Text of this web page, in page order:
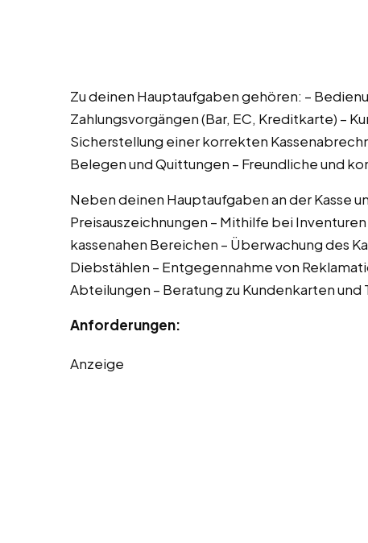
Zu deinen Hauptaufgaben gehören: –
Zahlungsvorgängen (Bar, EC, Kreditkarte) –
Sicherstellung einer korrekten
Belegen und Quittungen – Freundliche und
Neben deinen Hauptaufgaben an der Kasse
Preisauszeichnungen – Mithilfe bei
kassenahen Bereichen – Überwachung des
Diebstählen – Entgegennahme von
Abteilungen – Beratung zu Kundenkarten
Anforderungen:
Anzeige